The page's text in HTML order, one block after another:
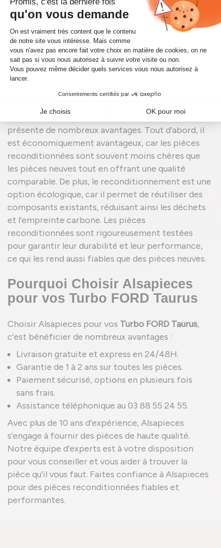
est crucial pour les performances du moteur, car il
permet d'obtenir plus de puissance sans
augmenter la cylindrée du moteur.
Avantages du
Reconditionnement de Turbo
FORD Taurus
Le reconditionnement des
Turbo FORD Taurus
présente de nombreux avantages. Tout d'abord, il
est économiquement avantageux, car les pièces
reconditionnées sont souvent moins chères que
les pièces neuves tout en offrant une qualité
comparable. De plus, le reconditionnement est une
option écologique, car il permet de réutiliser des
composants existants, réduisant ainsi les déchets
et l'empreinte carbone. Les pièces
reconditionnées sont rigoureusement testées
pour garantir leur durabilité et leur performance,
ce qui les rend aussi fiables que des pièces neuves.
Pourquoi Choisir Alsapieces
pour vos Turbo FORD Taurus
Choisir Alsapieces pour vos Turbo FORD Taurus,
c'est bénéficier de nombreux avantages :
Livraison gratuite et express en 24/48H.
Garantie de 1 à 2 ans sur toutes les pièces.
Paiement sécurisé, options en plusieurs fois
sans frais.
Assistance téléphonique au 03 88 55 24 55.
Avec plus de 10 ans d'expérience, Alsapieces
s'engage à fournir des pièces de haute qualité.
Notre équipe d'experts est à votre disposition
pour vous conseiller et vous aider à trouver la
pièce qu'il vous faut. Faites confiance à Alsapieces
pour des pièces reconditionnées fiables et
performantes.